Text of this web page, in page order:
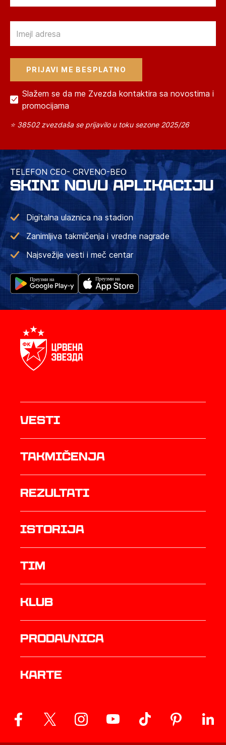
Slažem se da me Zvezda kontaktira sa novostima i
promocijama
⭐ 38502 zvezdaša se prijavilo u toku sezone 2025/26
TELEFON CEO- CRVENO-BEO
SKINI NOVU APLIKACIJU
Digitalna ulaznica na stadion
Zanimljiva takmičenja i vredne nagrade
Najsvežije vesti i meč centar
Vesti
Takmičenja
rezultati
istorija
TIM
Klub
prodavnica
Karte